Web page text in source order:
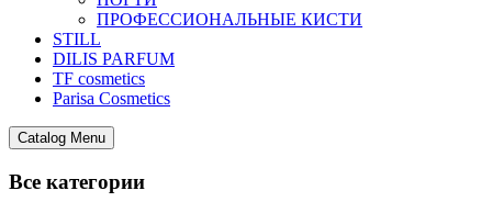
ПРОФЕССИОНАЛЬНЫЕ КИСТИ
STILL
DILIS PARFUM
TF cosmetics
Parisa Cosmetics
Catalog Menu
Все категории